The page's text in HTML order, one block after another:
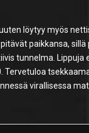
löytyy myös
paikkansa,
tunnelma.
Tervetuloa
virallisessa